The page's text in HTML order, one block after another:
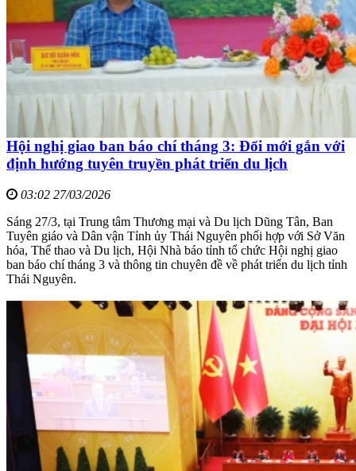
Hội nghị giao ban báo chí tháng 3: Đổi mới gắn với
định hướng tuyên truyền phát triển du lịch
03:02 27/03/2026
Sáng 27/3, tại Trung tâm Thương mại và Du lịch Dũng Tân, Ban
Tuyên giáo và Dân vận Tỉnh ủy Thái Nguyên phối hợp với Sở Văn
hóa, Thể thao và Du lịch, Hội Nhà báo tỉnh tổ chức Hội nghị giao
ban báo chí tháng 3 và thông tin chuyên đề về phát triển du lịch tỉnh
Thái Nguyên.